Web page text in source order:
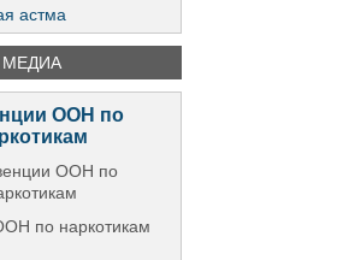
астма
МЕДИА
ООН по
по наркотикам